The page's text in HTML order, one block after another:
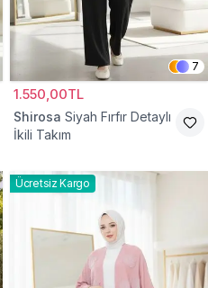
7
1.550,00TL
Shirosa Siyah Fırfır Detaylı
İkili Takım
Ücretsiz Kargo